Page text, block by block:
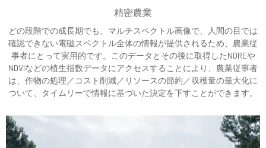
精密農業
どの段階での成長期でも、マルチスペクトル画像で、人間の目では
確認できない電磁スペクトル全体の情報が提供されるため、農業従
事者にとって実用的です。このデータとその後に取得したNDREや
NDVIなどの植生指数データにアクセスすることにより、農業従事者
は、作物の処理／コスト削減／リソースの節約／収穫量の最大化に
ついて、タイムリーで情報に基づいた決定を下すことができます。